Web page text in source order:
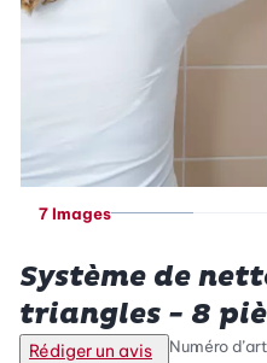
7 Images
Système de
triangles - 8
Rédiger un avis Numéro